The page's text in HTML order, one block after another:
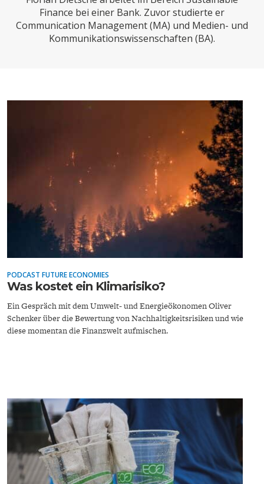
SUCHE
ABO/LOGIN
ECONOMISTS FOR FUTURE
DEUTSCHLAND
Finance bei einer Bank. Zuvor studierte er
Communication Management (MA) und Medien- und
Kommunikationswissenschaften (BA).
PODCAST FUTURE ECONOMIES
Was kostet ein Klimarisiko?
Ein Gespräch mit dem Umwelt- und Energieökonomen Oliver
Schenker über die Bewertung von Nachhaltigkeitsrisiken und wie
diese momentan die Finanzwelt aufmischen.